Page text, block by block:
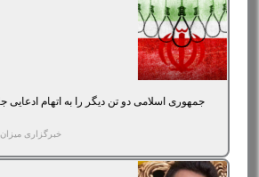
جمهوری اسلامی دو تن دیگر را به اتهام
خبرگزاری